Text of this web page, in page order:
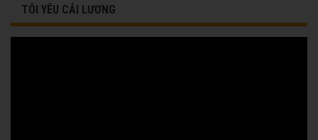
TÔI YÊU CẢI LƯƠNG